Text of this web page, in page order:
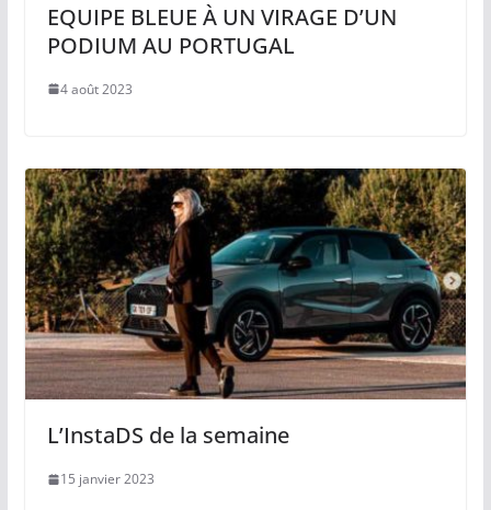
EQUIPE BLEUE À UN VIRAGE D’UN
PODIUM AU PORTUGAL
4 août 2023
L’InstaDS de la semaine
15 janvier 2023